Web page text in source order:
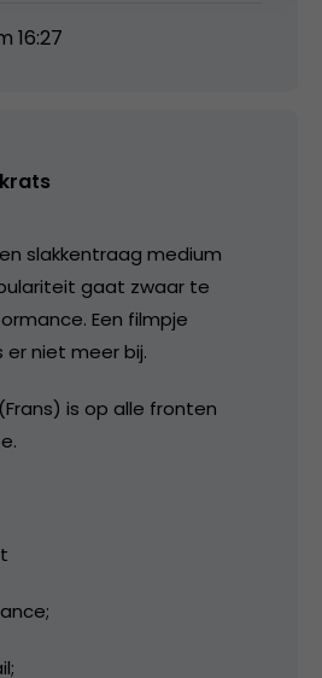
16:27
slakkentraag medium
gaat zwaar te
Een filmpje
er niet meer bij.
is op alle fronten